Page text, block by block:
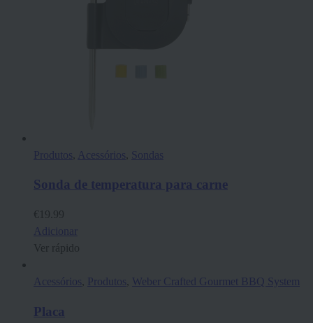
Produtos Acessórios Sondas
Sonda de temperatura para carne
€ 19.99
Adicionar
Ver rápido
Acessórios Produtos Weber Crafted Gourmet BBQ System
Placa